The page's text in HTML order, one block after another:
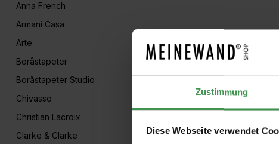
Zustimmung
Diese Webseite verwendet
Anna French
Armani Casa
Arte
Boråstapeter
Boråstapeter Studio
Chivasso
Christian Lacroix
Clarke & Clarke